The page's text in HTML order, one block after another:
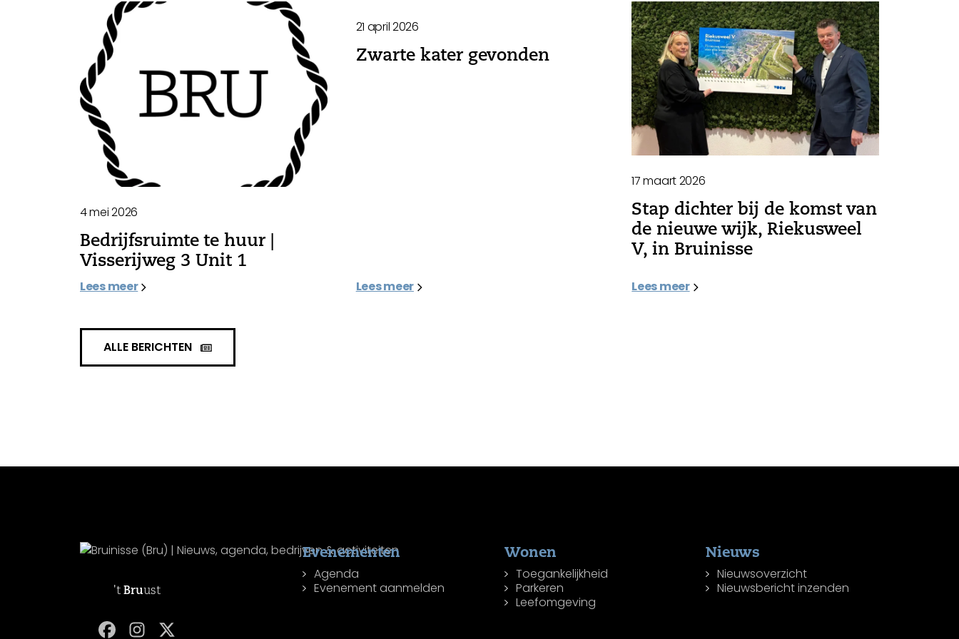
4 mei 2026
Bedrijfsruimte te huur |
Visserijweg 3 Unit 1
Lees meer
21 april 2026
Zwarte kater gevonden
Lees meer
17 maart 2026
Stap dichter bij de komst van
de nieuwe wijk, Riekusweel
V, in Bruinisse
Lees meer
ALLE BERICHTEN
't Bruust
Evenementen
Agenda
Evenement aanmelden
Wonen
Toegankelijkheid
Parkeren
Leefomgeving
Nieuws
Nieuwsoverzicht
Nieuwsbericht inzenden